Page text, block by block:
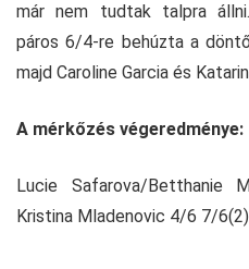
már nem tudtak talpra
páros 6/4-re behúzta a
majd Caroline Garcia és
A mérkőzés végeredménye:
Lucie Safarova/Betthanie
Kristina Mladenovic 4/6 7/